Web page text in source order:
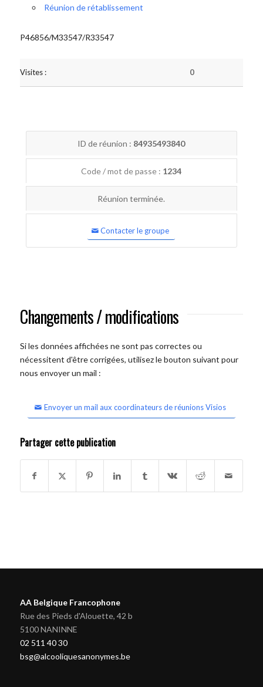
Réunion de rétablissement
P46856/M33547/R33547
Visites : 0
ID de réunion : 84935493840
Code / mot de passe : 1234
Réunion terminée.
Contacter le groupe
Changements / modifications
Si les données affichées ne sont pas correctes ou
nécessitent d'être corrigées, utilisez le bouton suivant pour
nous envoyer un mail :
Envoyer un mail aux coordinateurs de réunions Visios
Partager cette publication
AA Belgique Francophone
Rue des Pieds d'Alouette, 42 b
5100 NANINNE
02 511 40 30
bsg@alcooliquesanonymes.be